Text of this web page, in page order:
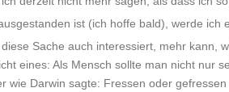
ist (ich hoffe bald), werde ich
Sache auch interessiert, mehr kann,
eines: Als Mensch sollte man nicht nur
wie Darwin sagte: Fressen oder gefressen